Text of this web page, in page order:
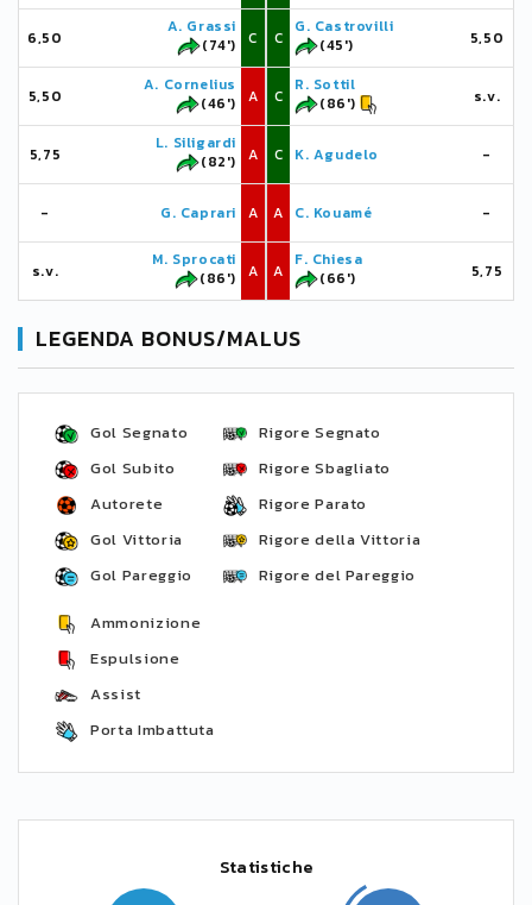
6,50
A. Grassi
(74')
C
5,50
A. Cornelius
(46')
A
5,75
L. Siligardi
(82')
A
- G. Caprari A
s.v.
M. Sprocati
(86')
A
C
G. Castrovilli
(45')
5,50
C
R. Sottil
(86')
s.v.
C K. Agudelo -
A C. Kouamé -
A
F. Chiesa
(66')
5,75
LEGENDA BONUS/MALUS
Gol Segnato
Gol Subito
Autorete
Gol Vittoria
Gol Pareggio
Rigore Segnato
Rigore Sbagliato
Rigore Parato
Rigore della Vittoria
Rigore del Pareggio
Ammonizione
Espulsione
Assist
Porta Imbattuta
Statistiche